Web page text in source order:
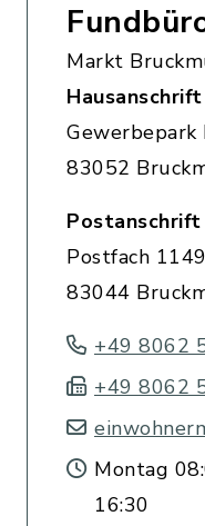
Markt
Hausanschrift
Gewerbepark
83052
Postanschrift
Postfach 1149
83044
+49 8062
+49 8062
Montag
16:30